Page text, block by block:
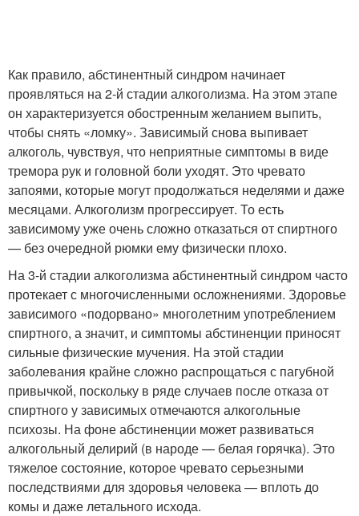
Как правило, абстинентный синдром начинает
проявляться на 2-й стадии алкоголизма. На этом этапе
он характеризуется обостренным желанием выпить,
чтобы снять «ломку». Зависимый снова выпивает
алкоголь, чувствуя, что неприятные симптомы в виде
тремора рук и головной боли уходят. Это чревато
запоями, которые могут продолжаться неделями и даже
месяцами. Алкоголизм прогрессирует. То есть
зависимому уже очень сложно отказаться от спиртного
— без очередной рюмки ему физически плохо.
На 3-й стадии алкоголизма абстинентный синдром часто
протекает с многочисленными осложнениями. Здоровье
зависимого «подорвано» многолетним употреблением
спиртного, а значит, и симптомы абстиненции приносят
сильные физические мучения. На этой стадии
заболевания крайне сложно распрощаться с пагубной
привычкой, поскольку в ряде случаев после отказа от
спиртного у зависимых отмечаются алкогольные
психозы. На фоне абстиненции может развиваться
алкогольный делирий (в народе — белая горячка). Это
тяжелое состояние, которое чревато серьезными
последствиями для здоровья человека — вплоть до
комы и даже летального исхода.